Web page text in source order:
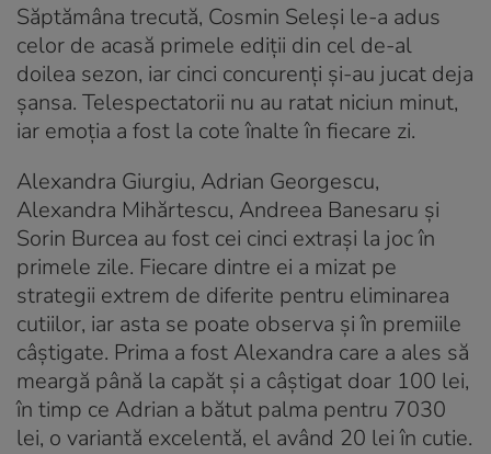
Săptămâna trecută, Cosmin Seleși le-a adus
celor de acasă primele ediții din cel de-al
doilea sezon, iar cinci concurenți și-au jucat deja
șansa. Telespectatorii nu au ratat niciun minut,
iar emoția a fost la cote înalte în fiecare zi.
Alexandra Giurgiu, Adrian Georgescu,
Alexandra Mihărtescu, Andreea Banesaru și
Sorin Burcea au fost cei cinci extrași la joc în
primele zile. Fiecare dintre ei a mizat pe
strategii extrem de diferite pentru eliminarea
cutiilor, iar asta se poate observa și în premiile
câștigate. Prima a fost Alexandra care a ales să
meargă până la capăt și a câștigat doar 100 lei,
în timp ce Adrian a bătut palma pentru 7030
lei, o variantă excelentă, el având 20 lei în cutie.